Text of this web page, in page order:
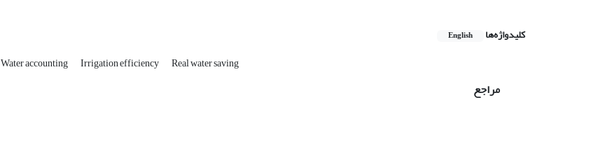
کلیدواژه‌ها English
Water accounting Irrigation efficiency Real water saving
مراجع